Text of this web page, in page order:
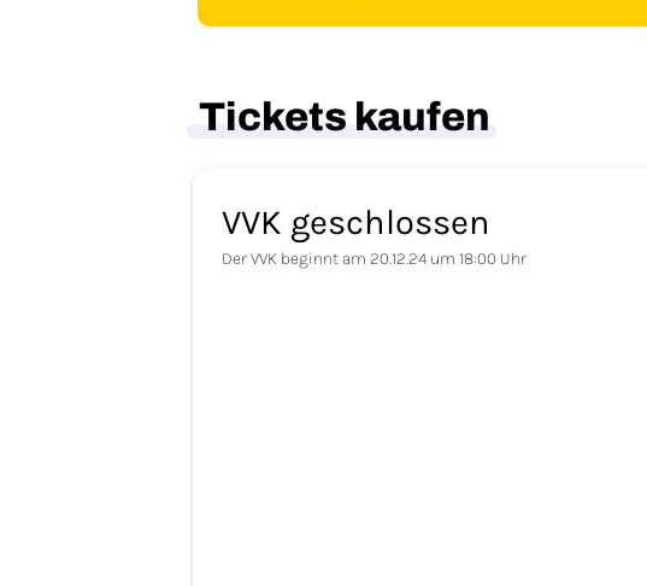
Tickets kaufen
VVK geschlossen
Der VVK beginnt am 20.12.24 um 18:00 Uhr